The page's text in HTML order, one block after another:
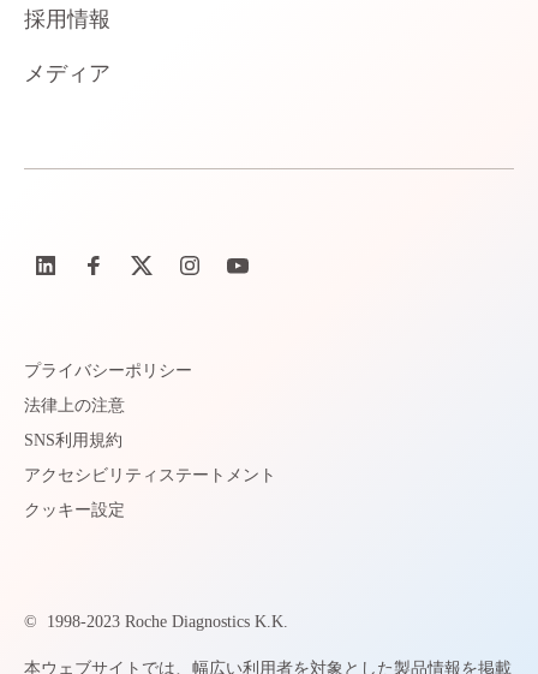
採用情報
メディア
プライバシーポリシー
法律上の注意
SNS利用規約
アクセシビリティステートメント
クッキー設定
© 1998-2023 Roche Diagnostics K.K.
本ウェブサイトでは、幅広い利用者を対象とした製品情報を掲載